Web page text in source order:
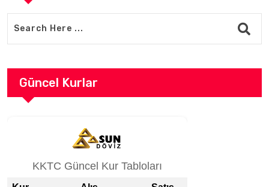
Güncel Kurlar